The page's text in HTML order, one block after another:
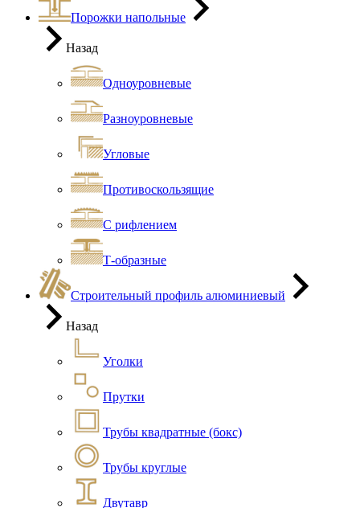
Порожки напольные
Назад
Одноуровневые
Разноуровневые
Угловые
Противоскользящие
С рифлением
Т-образные
Строительный профиль алюминиевый
Назад
Уголки
Прутки
Трубы квадратные (бокс)
Трубы круглые
Двутавр